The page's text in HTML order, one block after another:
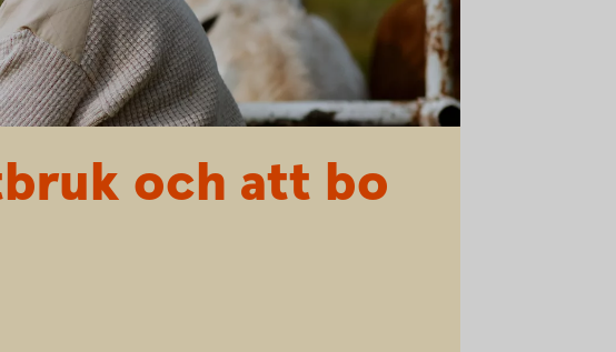
och att bo